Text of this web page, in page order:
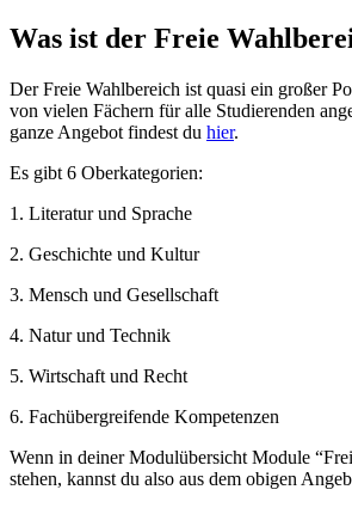
Was ist der Freie
Der Freie Wahlbereich ist quasi ein großer
von vielen Fächern für alle Studierenden
ganze Angebot findest du hier.
Es gibt 6 Oberkategorien:
1. Literatur und Sprache
2. Geschichte und Kultur
3. Mensch und Gesellschaft
4. Natur und Technik
5. Wirtschaft und Recht
6. Fachübergreifende Kompetenzen
Wenn in deiner Modulübersicht Module
stehen, kannst du also aus dem obigen